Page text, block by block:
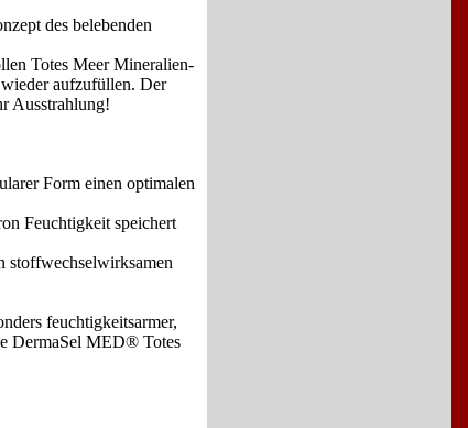
des belebenden
Totes Meer Mineralien-
aufzufüllen. Der
Ausstrahlung!
Form einen optimalen
Feuchtigkeit speichert
stoffwechselwirksamen
feuchtigkeitsarmer,
DermaSel MED® Totes